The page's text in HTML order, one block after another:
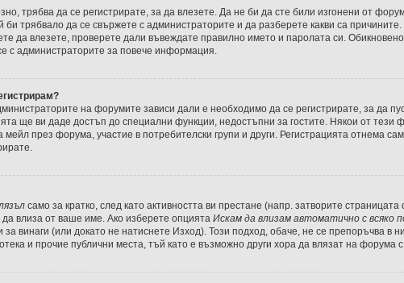
трябва да се регистрирате, за да влезете. Да не би да сте били изгонени от
би трябвало да се свържете с администраторите и да разберете какви са
да влезете, проверете дали въвеждате правилно името и паролата си.
с администраторите за повече информация.
на форумите зависи дали е необходимо да се регистрирате, за да
ще ви даде достъп до специални функции, недостъпни за гостите. Някои от тези
през форума, участие в потребителски групи и други. Регистрацията отнема
само за кратко, след като активността ви престане (напр. затворите
да влиза от ваше име. Ако изберете опцията Искам да влизам автоматично с всяко
винаги (или докато не натиснете Изход). Този подход, обаче, не се препоръчва в
и прочие публични места, тъй като е възможно други хора да влязат на форума